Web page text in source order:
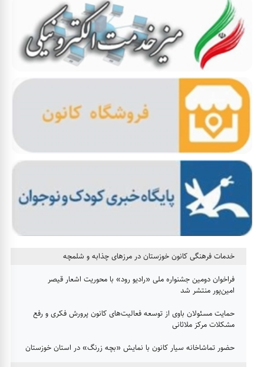
خدمات فرهنگی کانون خوزستان در مرزهای چذابه و شلمچه
فراخوان دومین جشنواره ملی «رادیو رود» با محوریت اشعار قیصر
امین‌پور منتشر شد
حمایت مسئولان باوی از توسعه فعالیت‌های کانون پرورش فکری و رفع
مشکلات مرکز ملاثانی
حضور تماشاخانه سیار کانون با نمایش «بچه زرنگ» در استان خوزستان